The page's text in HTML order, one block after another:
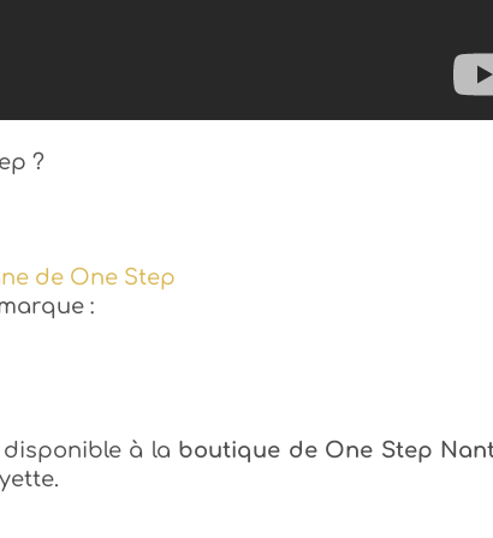
?
de One Step
:
à la boutique de One Step